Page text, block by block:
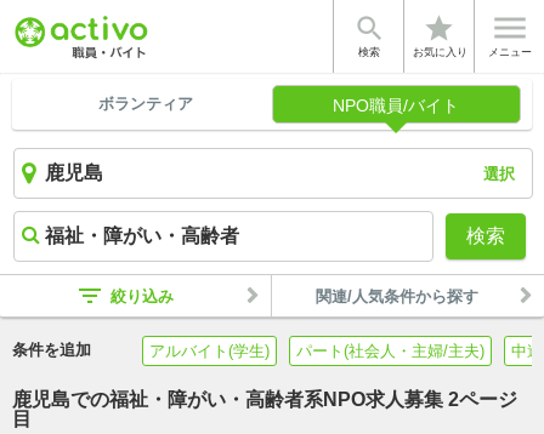

検索
star
お気に入り

メニュー
ボランティア NPO職員/バイト
選択
検索
filter_list 絞り込み 関連/人気条件から探す
条件を追加 アルバイト(学生) パート(社会人・主婦/主夫) 中
鹿児島での福祉・障がい・高齢者系NPO求人募集 2ページ
目